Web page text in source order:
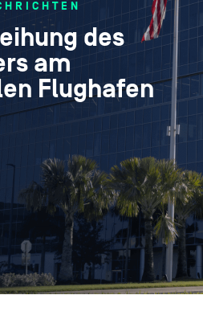
des
am
Flughafen